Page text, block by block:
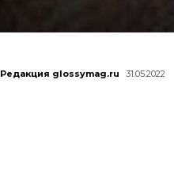
Редакция glossymag.ru 31.05.2022